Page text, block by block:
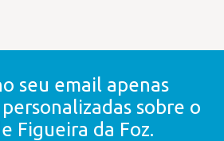
seu email apenas
sobre o
Figueira da Foz.